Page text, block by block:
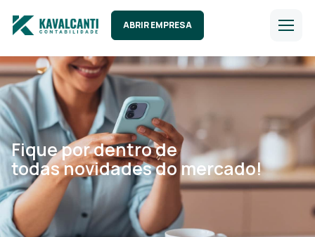
ABRIR EMPRESA
Fique por dentro de
todas novidades do mercado!